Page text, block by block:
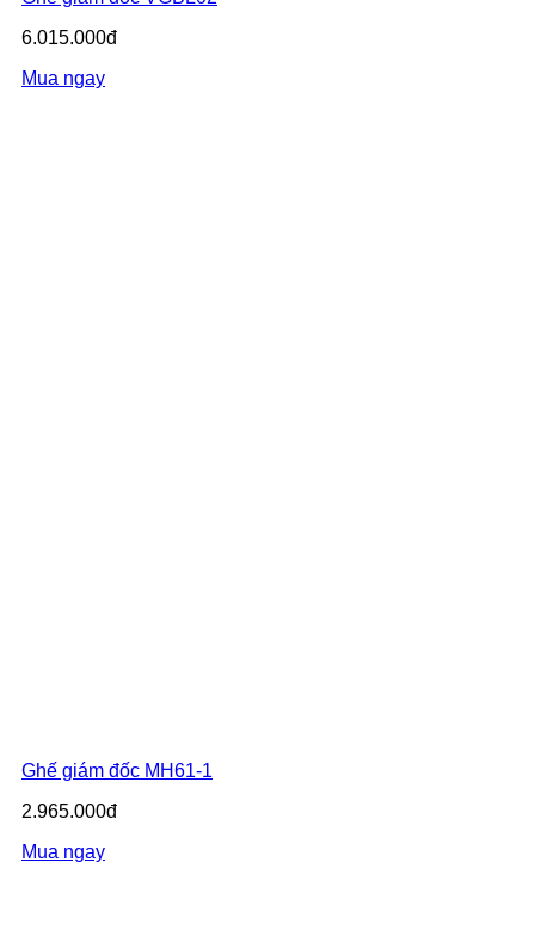
6.015.000đ
Mua ngay
Ghế giám đốc MH61-1
2.965.000đ
Mua ngay